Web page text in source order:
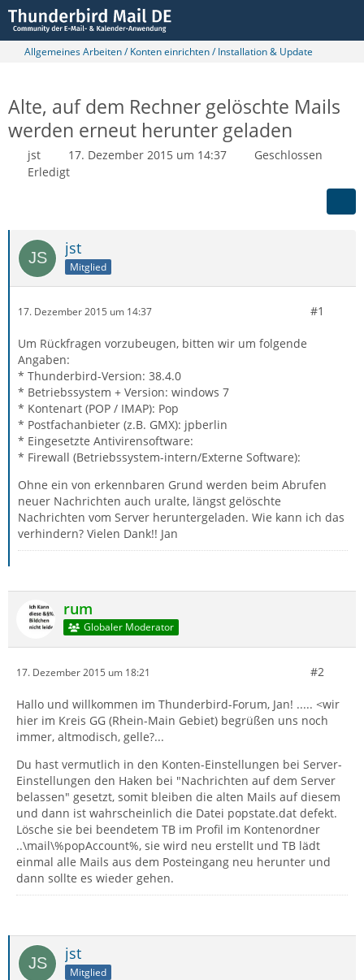
Allgemeines Arbeiten / Konten einrichten / Installation & Update
Alte, auf dem Rechner gelöschte Mails
werden erneut herunter geladen
jst 17. Dezember 2015 um 14:37
Geschlossen
Erledigt
jst
Mitglied
17. Dezember 2015 um 14:37 #1
Um Rückfragen vorzubeugen, bitten wir um folgende
Angaben:
* Thunderbird-Version: 38.4.0
* Betriebssystem + Version: windows 7
* Kontenart (POP / IMAP): Pop
* Postfachanbieter (z.B. GMX): jpberlin
* Eingesetzte Antivirensoftware:
* Firewall (Betriebssystem-intern/Externe Software):
Ohne ein von erkennbaren Grund werden beim Abrufen
neuer Nachrichten auch uralte, längst gelöschte
Nachrichten vom Server heruntergeladen. Wie kann ich das
verhindern? Vielen Dank!! Jan
rum
Globaler Moderator
17. Dezember 2015 um 18:21 #2
Hallo und willkommen im Thunderbird-Forum, Jan! ..... <wir
hier im Kreis GG (Rhein-Main Gebiet) begrüßen uns noch
immer, altmodisch, gelle?...
Du hast vermutlich in den Konten-Einstellungen bei Server-
Einstellungen den Haken bei "Nachrichten auf dem Server
belassen" gesetzt, somit bleiben die alten Mails auf diesem
und dann ist wahrscheinlich die Datei popstate.dat defekt.
Lösche sie bei beendetem TB im Profil im Kontenordner
..\mail\%popAccount%, sie wird neu erstellt und TB lädt
einmal alle Mails aus dem Posteingang neu herunter und
dann sollte es wieder gehen.
jst
Mitglied